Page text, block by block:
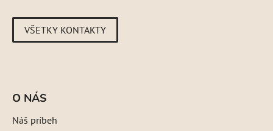
VŠETKY KONTAKTY
O NÁS
Náš príbeh